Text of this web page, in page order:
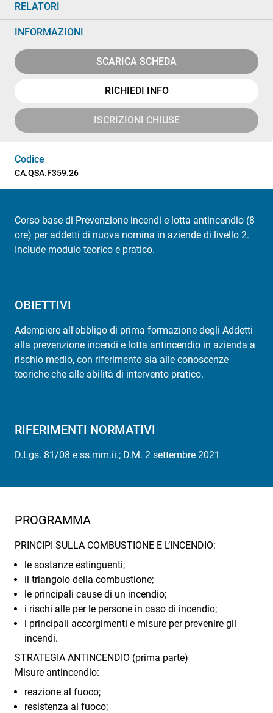
RELATORI
INFORMAZIONI
SCARICA SCHEDA
RICHIEDI INFO
ISCRIZIONI CHIUSE
Codice
CA.QSA.F359.26
Corso base di Prevenzione incendi e lotta antincendio (8
ore) per addetti di nuova nomina in aziende di livello 2.
Include modulo teorico e pratico.
OBIETTIVI
Adempiere all'obbligo di prima formazione degli Addetti
alla prevenzione incendi e lotta antincendio in azienda a
rischio medio, con riferimento sia alle conoscenze
teoriche che alle abilità di intervento pratico.
RIFERIMENTI NORMATIVI
D.Lgs. 81/08 e ss.mm.ii.; D.M. 2 settembre 2021
PROGRAMMA
PRINCIPI SULLA COMBUSTIONE E L’INCENDIO:
le sostanze estinguenti;
il triangolo della combustione;
le principali cause di un incendio;
i rischi alle per le persone in caso di incendio;
i principali accorgimenti e misure per prevenire gli
incendi.
STRATEGIA ANTINCENDIO (prima parte)
Misure antincendio:
reazione al fuoco;
resistenza al fuoco;